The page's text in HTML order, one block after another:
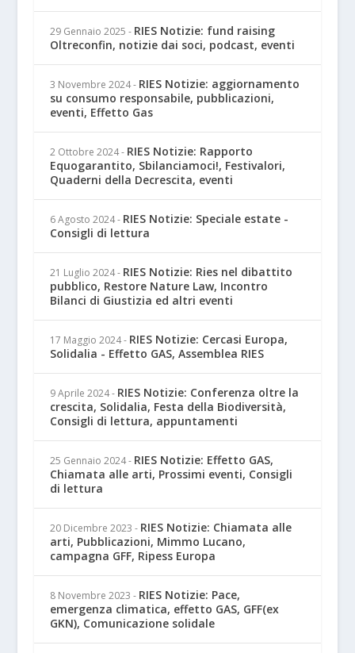
29 Gennaio 2025 - RIES Notizie: fund raising
Oltreconfin, notizie dai soci, podcast, eventi
3 Novembre 2024 - RIES Notizie: aggiornamento
su consumo responsabile, pubblicazioni,
eventi, Effetto Gas
2 Ottobre 2024 - RIES Notizie: Rapporto
Equogarantito, Sbilanciamoci!, Festivalori,
Quaderni della Decrescita, eventi
6 Agosto 2024 - RIES Notizie: Speciale estate -
Consigli di lettura
21 Luglio 2024 - RIES Notizie: Ries nel dibattito
pubblico, Restore Nature Law, Incontro
Bilanci di Giustizia ed altri eventi
17 Maggio 2024 - RIES Notizie: Cercasi Europa,
Solidalia - Effetto GAS, Assemblea RIES
9 Aprile 2024 - RIES Notizie: Conferenza oltre la
crescita, Solidalia, Festa della Biodiversità,
Consigli di lettura, appuntamenti
25 Gennaio 2024 - RIES Notizie: Effetto GAS,
Chiamata alle arti, Prossimi eventi, Consigli
di lettura
20 Dicembre 2023 - RIES Notizie: Chiamata alle
arti, Pubblicazioni, Mimmo Lucano,
campagna GFF, Ripess Europa
8 Novembre 2023 - RIES Notizie: Pace,
emergenza climatica, effetto GAS, GFF(ex
GKN), Comunicazione solidale